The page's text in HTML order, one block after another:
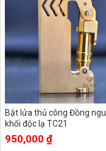
Bật lửa thủ công Đồng
khối độc lạ TC21
950,000 ₫